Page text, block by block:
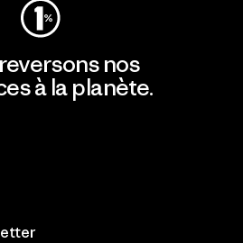
nos
à la planète.